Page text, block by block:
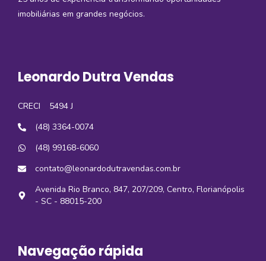
imobiliárias em grandes negócios.
Leonardo Dutra Vendas
CRECI
5494 J
(48) 3364-0074
(48) 99168-6060
contato@leonardodutravendas.com.br
Avenida Rio Branco, 847, 207/209, Centro, Florianópolis
- SC - 88015-200
Navegação rápida